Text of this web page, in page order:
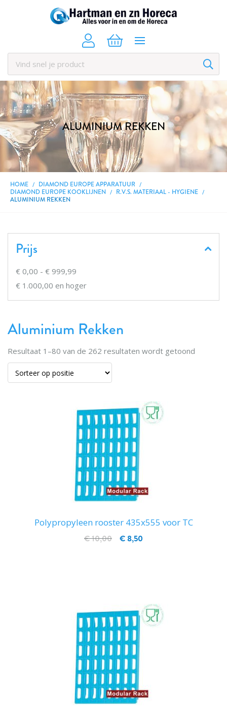
ALUMINIUM REKKEN
HOME
DIAMOND EUROPE APPARATUUR
DIAMOND EUROPE KOOKLIJNEN
R.V.S. MATERIAAL - HYGIENE
ALUMINIUM REKKEN
Aluminium Rekken
Resultaat 1 –80 van de 262 resultaten wordt getoond
Polypropyleen rooster 435x555 voor TC
€ 8,50
€ 10,00
Prijs
€ 0,00 - € 999,99
€ 1.000,00 en hoger